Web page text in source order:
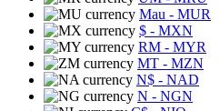
Mau - MUR
$ - MXN
RM - MYR
MT - MZN
N$ - NAD
N - NGN